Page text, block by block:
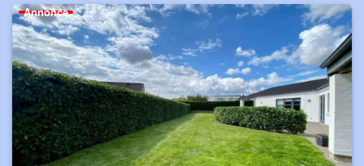
Annonce